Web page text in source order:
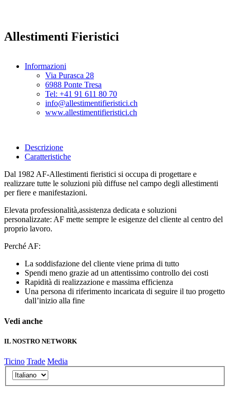
Allestimenti Fieristici
Informazioni
Via Purasca 28
6988 Ponte Tresa
Tel: +41 91 611 80 70
info@allestimentifieristici.ch
www.allestimentifieristici.ch
Descrizione
Caratteristiche
Dal 1982 AF-Allestimenti fieristici si occupa di progettare e
realizzare tutte le soluzioni più diffuse nel campo degli allestimenti
per fiere e manifestazioni.
Elevata professionalità,assistenza dedicata e soluzioni
personalizzate: AF mette sempre le esigenze del cliente al centro del
proprio lavoro.
Perché AF:
La soddisfazione del cliente viene prima di tutto
Spendi meno grazie ad un attentissimo controllo dei costi
Rapidità di realizzazione e massima efficienza
Una persona di riferimento incaricata di seguire il tuo progetto
dall’inizio alla fine
Vedi anche
IL NOSTRO NETWORK
Ticino Trade Media